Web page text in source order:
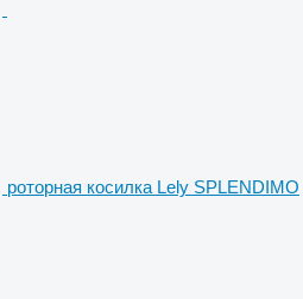
роторная косилка Lely SPLENDIMO